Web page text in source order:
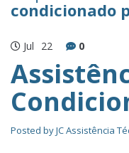
condicionado
Jul 22 0
Posted byJC Assistência